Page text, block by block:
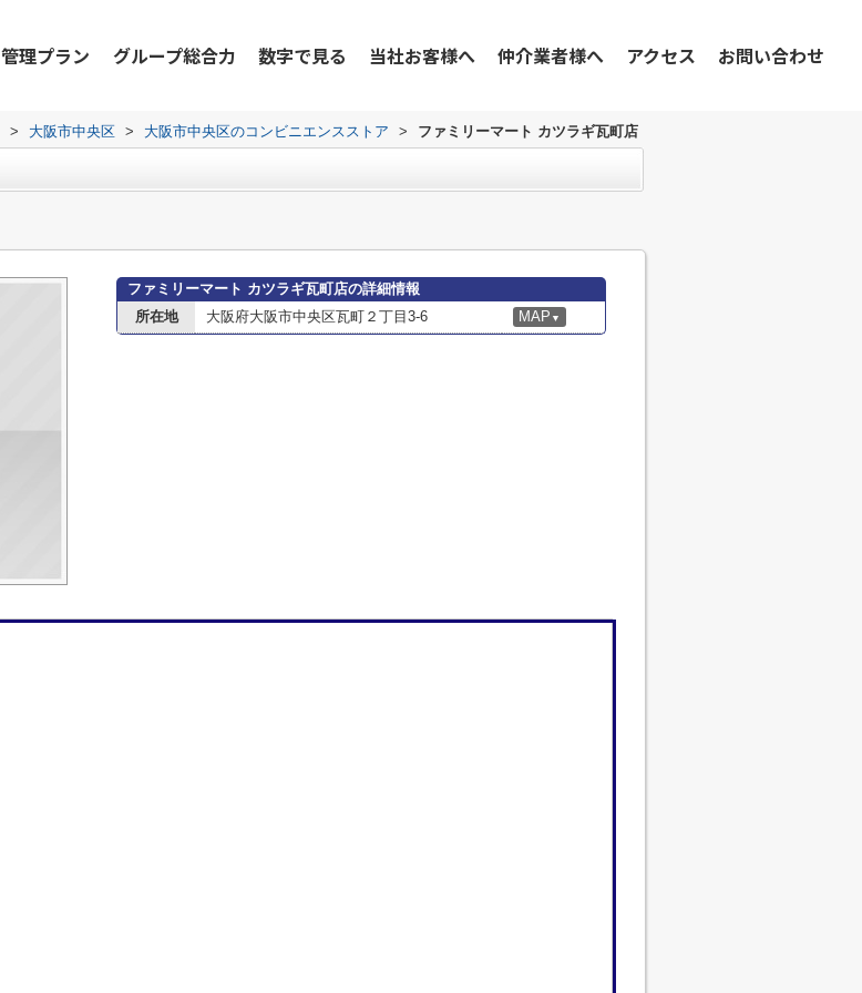
管理プラン グループ総合力 数字で見る 当社お客様へ 仲介業者様へ アクセス お問い合わせ
> 大阪市中央区 > 大阪市中央区のコンビニエンスストア > ファミリーマート カツラギ瓦町店
ファミリーマート カツラギ瓦町店の詳細情報
所在地
大阪府大阪市中央区瓦町２丁目3-6 MAP ▼